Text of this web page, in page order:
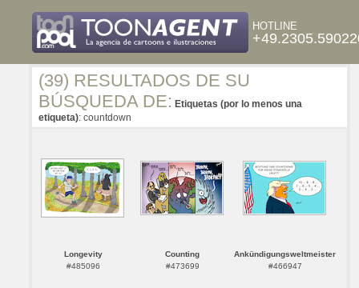
HOTLINE
(39) RESULTADOS DE SU
BÚSQUEDA DE: Etiquetas (por lo menos una
etiqueta): countdown
Longevity
#485096
Counting
#473699
Ankündigungsweltmeister
#466947